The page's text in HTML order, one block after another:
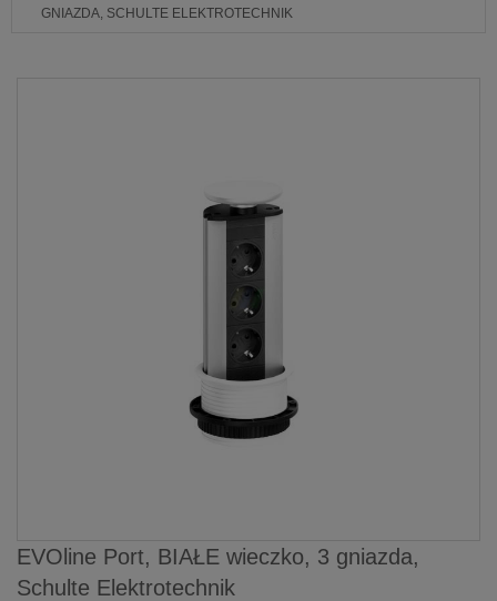
GNIAZDA, SCHULTE ELEKTROTECHNIK
EVOline Port, BIAŁE wieczko, 3 gniazda,
Schulte Elektrotechnik